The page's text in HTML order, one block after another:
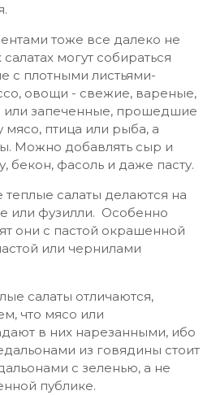
тоже все далеко не
могут собираться
с плотными листьями-
овощи - свежие, вареные,
запеченные, прошедшие
мясо, птица или рыба, а
Можно добавлять сыр и
бекон, фасоль и даже пасту.
теплые салаты делаются на
или фузилли. Особенно
они с пастой окрашенной
или чернилами
салаты отличаются,
что мясо или
в них нарезанными, ибо
из говядины стоит
с зеленью, а не
публике.